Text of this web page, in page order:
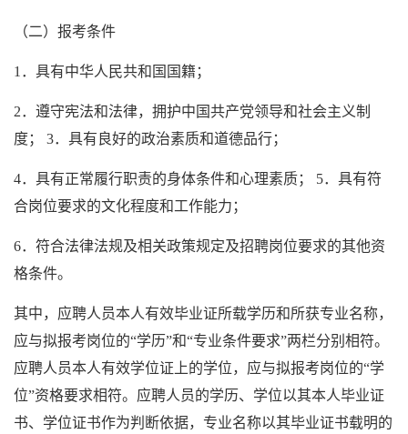
（二）报考条件
1．具有中华人民共和国国籍；
2．遵守宪法和法律，拥护中国共产党领导和社会主义制
度； 3．具有良好的政治素质和道德品行；
4．具有正常履行职责的身体条件和心理素质； 5．具有符
合岗位要求的文化程度和工作能力；
6．符合法律法规及相关政策规定及招聘岗位要求的其他资
格条件。
其中，应聘人员本人有效毕业证所载学历和所获专业名称，
应与拟报考岗位的“学历”和“专业条件要求”两栏分别相符。
应聘人员本人有效学位证上的学位，应与拟报考岗位的“学
位”资格要求相符。应聘人员的学历、学位以其本人毕业证
书、学位证书作为判断依据，专业名称以其毕业证书载明的